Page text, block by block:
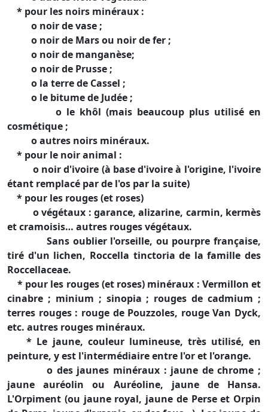
* pour les noirs minéraux :
o noir de vase ;
o noir de Mars ou noir de fer ;
o noir de manganèse;
o noir de Prusse ;
o la terre de Cassel ;
o le bitume de Judée ;
o le khôl (mais beaucoup plus utilisé en
cosmétique ;
o autres noirs minéraux.
* pour le noir animal :
o noir d'ivoire (à base d'ivoire à l'origine, l'ivoire
étant remplacé par de l'os par la suite)
* pour les rouges (et roses)
o végétaux : garance, alizarine, carmin, kermès
et cramoisis… autres rouges végétaux.
Sans oublier l'orseille, ou pourpre française,
tiré d'un lichen, Roccella tinctoria de la famille des
Roccellaceae.
* pour les rouges (et roses) minéraux : Vermillon et
cinabre ; minium ; sinopia ; rouges de cadmium ;
terres rouges : rouge de Pouzzoles, rouge Van Dyck,
etc. autres rouges minéraux.
* Le jaune, couleur lumineuse, très utilisé, en
peinture, y est l'intermédiaire entre l'or et l'orange.
o des jaunes minéraux : jaune de chrome ;
jaune auréolin ou Auréoline, jaune de Hansa.
L'Orpiment (ou jaune royal, jaune de Perse et Orpin